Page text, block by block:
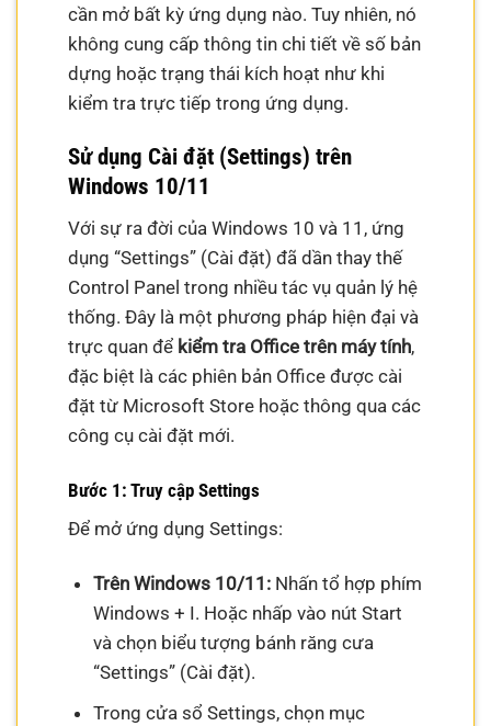
cần mở bất kỳ ứng dụng nào. Tuy nhiên, nó
không cung cấp thông tin chi tiết về số bản
dựng hoặc trạng thái kích hoạt như khi
kiểm tra trực tiếp trong ứng dụng.
Sử dụng Cài đặt (Settings) trên
Windows 10/11
Với sự ra đời của Windows 10 và 11, ứng
dụng “Settings” (Cài đặt) đã dần thay thế
Control Panel trong nhiều tác vụ quản lý hệ
thống. Đây là một phương pháp hiện đại và
trực quan để kiểm tra Office trên máy tính,
đặc biệt là các phiên bản Office được cài
đặt từ Microsoft Store hoặc thông qua các
công cụ cài đặt mới.
Bước 1: Truy cập Settings
Để mở ứng dụng Settings:
Trên Windows 10/11:Nhấn tổ hợp phím
Windows + I. Hoặc nhấp vào nút Start
và chọn biểu tượng bánh răng cưa
“Settings” (Cài đặt).
Trong cửa sổ Settings, chọn mục